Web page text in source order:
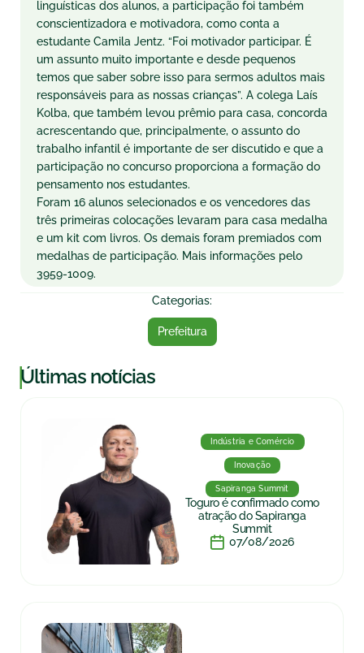
linguísticas dos alunos, a participação foi também
conscientizadora e motivadora, como conta a
estudante Camila Jentz. “Foi motivador participar. É
um assunto muito importante e desde pequenos
temos que saber sobre isso para sermos adultos mais
responsáveis para as nossas crianças”. A colega Laís
Kolba, que também levou prêmio para casa, concorda
acrescentando que, principalmente, o assunto do
trabalho infantil é importante de ser discutido e que a
participação no concurso proporciona a formação do
pensamento nos estudantes.
Foram 16 alunos selecionados e os vencedores das
três primeiras colocações levaram para casa medalha
e um kit com livros. Os demais foram premiados com
medalhas de participação. Mais informações pelo
3959-1009.
Categorias:
Prefeitura
|Últimas notícias
Indústria e Comércio
Inovação
Sapiranga Summit
Toguro é confirmado como
atração do Sapiranga
Summit
07/08/2026